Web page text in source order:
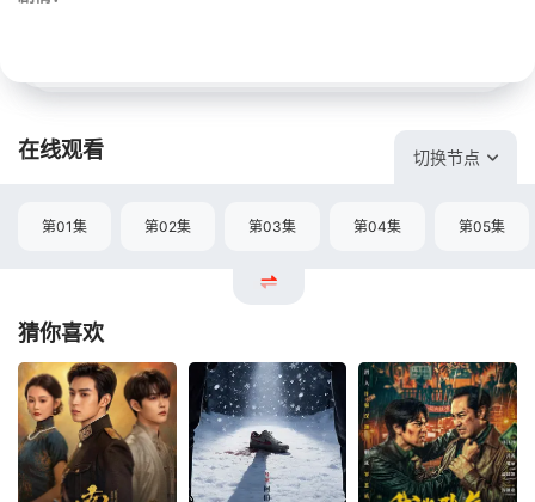
在线观看 切换节点
第01集 第02集 第03集 第04集 第05集
猜你喜欢